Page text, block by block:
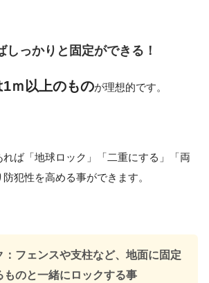
しっかりと固定ができる！
1ｍ以上のものが理想的です。
ば「地球ロック」「二重にする」「両
犯性を高める事ができます。
：フェンスや支柱など、地面に固定
ものと一緒にロックする事